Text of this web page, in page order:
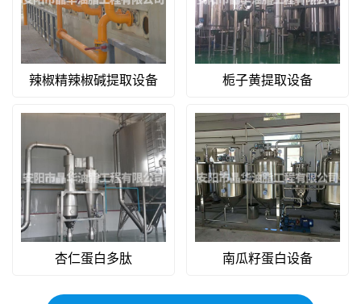
辣椒精辣椒碱提取设备 栀子黄提取设备
杏仁蛋白多肽 南瓜籽蛋白设备